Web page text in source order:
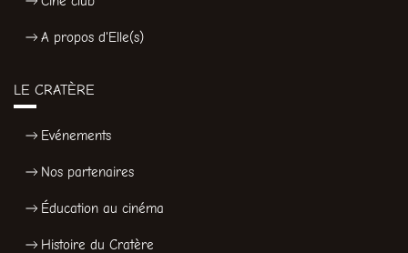
A propos d'Elle(s)
LE CRATÈRE
Evénements
Nos partenaires
Éducation au cinéma
Histoire du Cratère